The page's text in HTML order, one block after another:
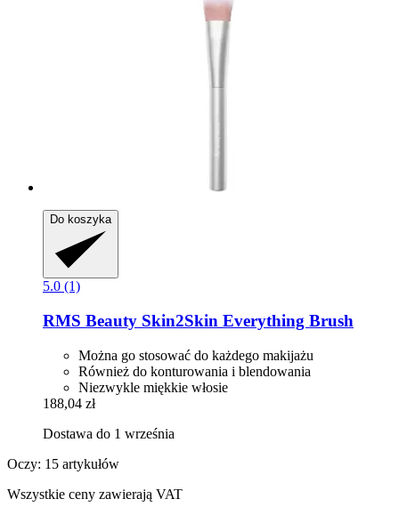
Do koszyka
5.0 (1)
RMS Beauty Skin2Skin Everything Brush
Można go stosować do każdego makijażu
Również do konturowania i blendowania
Niezwykle miękkie włosie
188,04 zł
Dostawa do 1 września
Oczy: 15 artykułów
Wszystkie ceny zawierają VAT